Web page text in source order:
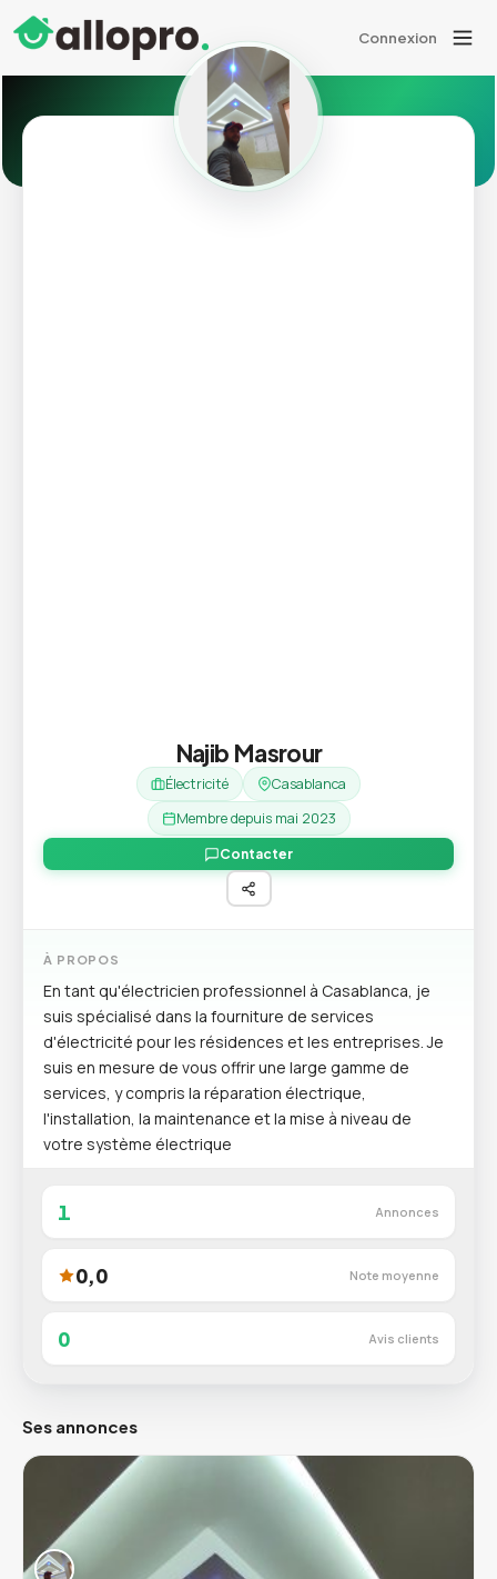
Connexion
Najib Masrour
Électricité
Casablanca
Membre depuis mai 2023
Contacter
À PROPOS
En tant qu'électricien professionnel à Casablanca, je
suis spécialisé dans la fourniture de services
d'électricité pour les résidences et les entreprises. Je
suis en mesure de vous offrir une large gamme de
services, y compris la réparation électrique,
l'installation, la maintenance et la mise à niveau de
votre système électrique
1 Annonces
0,0 Note moyenne
0 Avis clients
Ses annonces